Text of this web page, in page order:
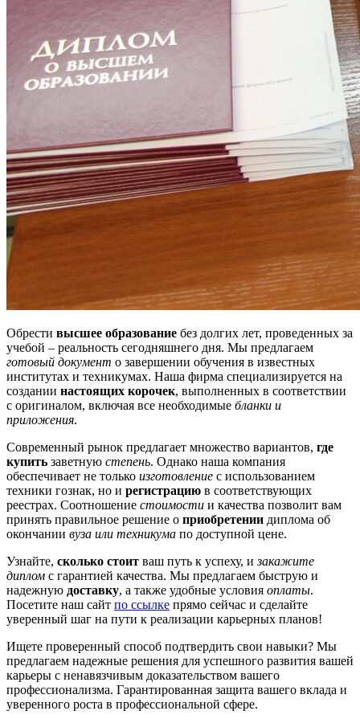
Обрести высшее образование без долгих лет, проведенных за
учебой – реальность сегодняшнего дня. Мы предлагаем
готовый документ о завершении обучения в известных
институтах и техникумах. Наша фирма специализируется на
создании настоящих корочек, выполненных в соответствии
с оригиналом, включая все необходимые бланки и
приложения.
Современный рынок предлагает множество вариантов, где
купить заветную степень. Однако наша компания
обеспечивает не только изготовление с использованием
техники гознак, но и регистрацию в соответствующих
реестрах. Соотношение стоимости и качества позволит вам
принять правильное решение о приобретении диплома об
окончании вуза или техникума по доступной цене.
Узнайте, сколько стоит ваш путь к успеху, изакажите
диплом с гарантией качества. Мы предлагаем быструю и
надежную доставку, а также удобные условия оплаты.
Посетите наш сайт по ссылке прямо сейчас и сделайте
уверенный шаг на пути к реализации карьерных планов!
Ищете проверенный способ подтвердить свои навыки? Мы
предлагаем надежные решения для успешного развития вашей
карьеры с ненавязчивым доказательством вашего
профессионализма. Гарантированная защита вашего вклада и
уверенного роста в профессиональной сфере.